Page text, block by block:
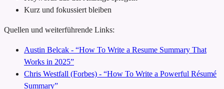
Kurz und fokussiert bleiben
Quellen und weiterführende Links:
Austin Belcak - “How To Write a Resume Summary That
Works in 2025”
Chris Westfall (Forbes) - “How To Write a Powerful Résumé
Summary”